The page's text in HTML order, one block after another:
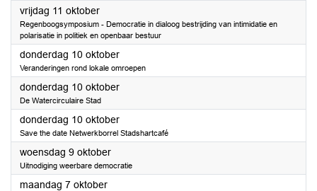
vrijdag 11 oktober2024
Regenboogsymposium - Democratie in dialoog bestrijding van intimidatie en
polarisatie in politiek en openbaar bestuur
donderdag 10 oktober2024
Veranderingen rond lokale omroepen
donderdag 10 oktober2024
De Watercirculaire Stad
donderdag 10 oktober2024
Save the date Netwerkborrel Stadshartcafé
woensdag 9 oktober2024
Uitnodiging weerbare democratie
maandag 7 oktober2024